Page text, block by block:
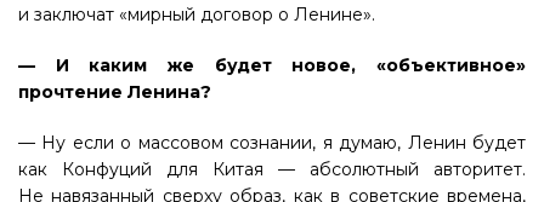
и заключат «мирный договор о Ленине».
— И каким же будет новое, «объективное»
прочтение Ленина?
— Ну если о массовом сознании, я думаю, Ленин будет
как Конфуций для Китая — абсолютный авторитет.
Не навязанный сверху образ, как в советские времена,